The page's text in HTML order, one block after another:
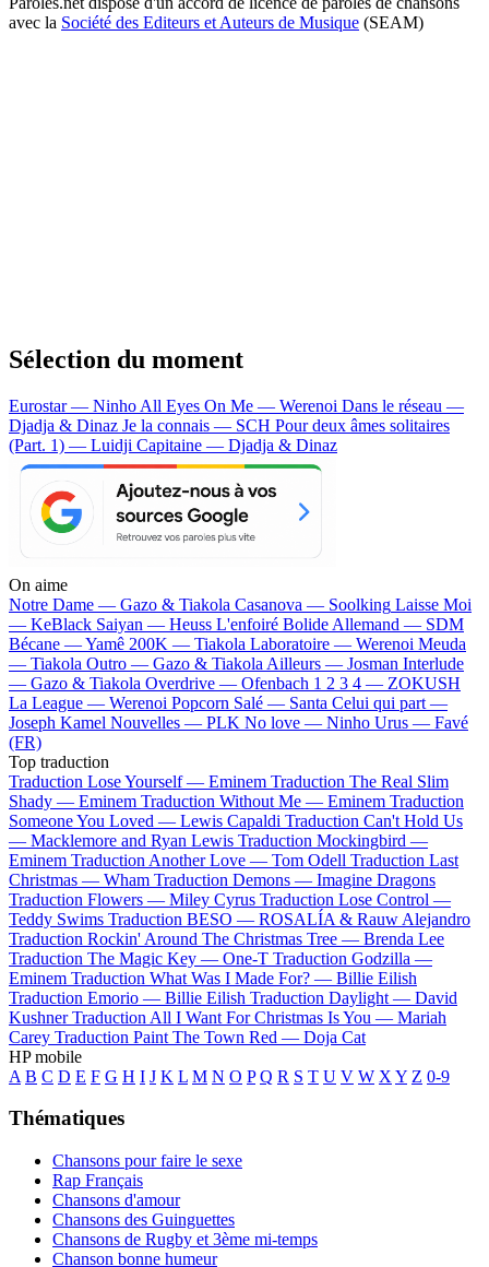
avec la Société des Editeurs et Auteurs de Musique (SEAM)
Sélection du moment
Eurostar — Ninho All Eyes On Me — Werenoi Dans le réseau —
Djadja & Dinaz Je la connais — SCH Pour deux âmes solitaires
(Part. 1) — Luidji Capitaine — Djadja & Dinaz
On aime
Notre Dame — Gazo & Tiakola Casanova — Soolking Laisse Moi
— KeBlack Saiyan — Heuss L'enfoiré Bolide Allemand — SDM
Bécane —Yamê 200K — Tiakola Laboratoire — Werenoi Meuda
— Tiakola Outro — Gazo & Tiakola Ailleurs — Josman Interlude
— Gazo & Tiakola Overdrive — Ofenbach 1 2 3 4 — ZOKUSH
La League — Werenoi Popcorn Salé — Santa Celui qui part —
Joseph Kamel Nouvelles — PLK No love — Ninho Urus — Favé
(FR)
Top traduction
Traduction Lose Yourself — Eminem Traduction The Real Slim
Shady — Eminem Traduction Without Me — Eminem Traduction
Someone You Loved — Lewis Capaldi Traduction Can't Hold Us
— Macklemore and Ryan Lewis Traduction Mockingbird —
Eminem Traduction Another Love — Tom Odell Traduction Last
Christmas — Wham Traduction Demons — Imagine Dragons
Traduction Flowers — Miley Cyrus Traduction Lose Control —
Teddy Swims Traduction BESO — ROSALÍA & Rauw Alejandro
Traduction Rockin' Around The Christmas Tree — Brenda Lee
Traduction The Magic Key — One-T Traduction Godzilla —
Eminem Traduction What Was I Made For? — Billie Eilish
Traduction Emorio — Billie Eilish Traduction Daylight — David
Kushner Traduction All I Want For Christmas Is You — Mariah
Carey Traduction Paint The Town Red — Doja Cat
HP mobile
A B C D E F G H I J K L M N O P Q R S T U V W X Y Z 0-9
Thématiques
Chansons pour faire le sexe
Rap Français
Chansons d'amour
Chansons des Guinguettes
Chansons de Rugby et 3ème mi-temps
Chanson bonne humeur